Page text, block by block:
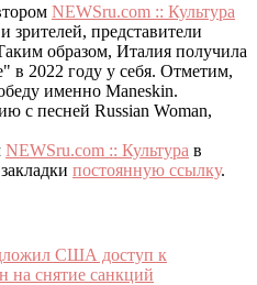
NEWSru.com :: Культура
представители
образом, Италия получила
в 2022 году у себя. Отметим,
именно Maneskin.
с песней Russian Woman,
NEWSru.com :: Культура в
постоянную ссылку.